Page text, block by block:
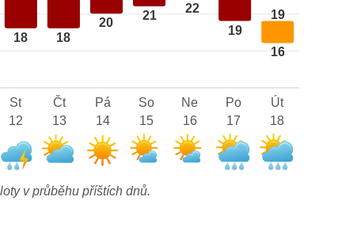
18 18
20
21
22
19
19
16
St
12
Čt
13
Pá
14
So
15
Ne
16
Po
17
Út
18
v průběhu příštích dnů.